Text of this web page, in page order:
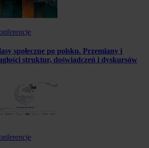
społeczne po polsku. Przemiany i
struktur, doświadczeń i dyskursów